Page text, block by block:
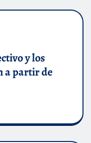
y los
a partir de